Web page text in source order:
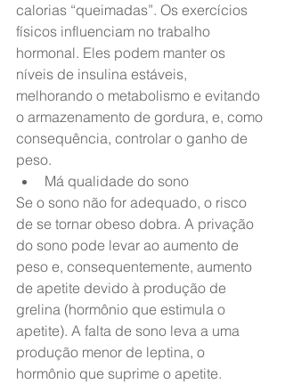
calorias “queimadas”. Os exercícios
físicos influenciam no trabalho
hormonal. Eles podem manter os
níveis de insulina estáveis,
melhorando o metabolismo e evitando
o armazenamento de gordura, e, como
consequência, controlar o ganho de
peso.
Má qualidade do sono
Se o sono não for adequado, o risco
de se tornar obeso dobra. A privação
do sono pode levar ao aumento de
peso e, consequentemente, aumento
de apetite devido à produção de
grelina (hormônio que estimula o
apetite). A falta de sono leva a uma
produção menor de leptina, o
hormônio que suprime o apetite.